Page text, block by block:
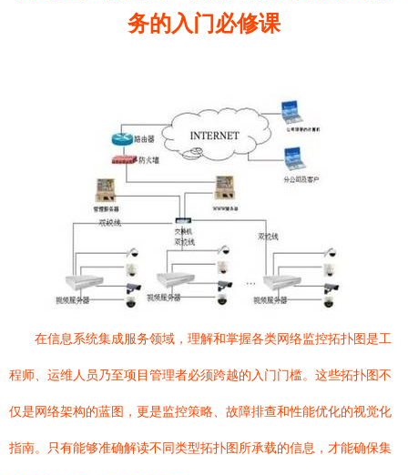
务的入门必修课
在信息系统集成服务领域，理解和掌握各类网络监控拓扑图是工
程师、运维人员乃至项目管理者必须跨越的入门门槛。这些拓扑图不
仅是网络架构的蓝图，更是监控策略、故障排查和性能优化的视觉化
指南。只有能够准确解读不同类型拓扑图所承载的信息，才能确保集